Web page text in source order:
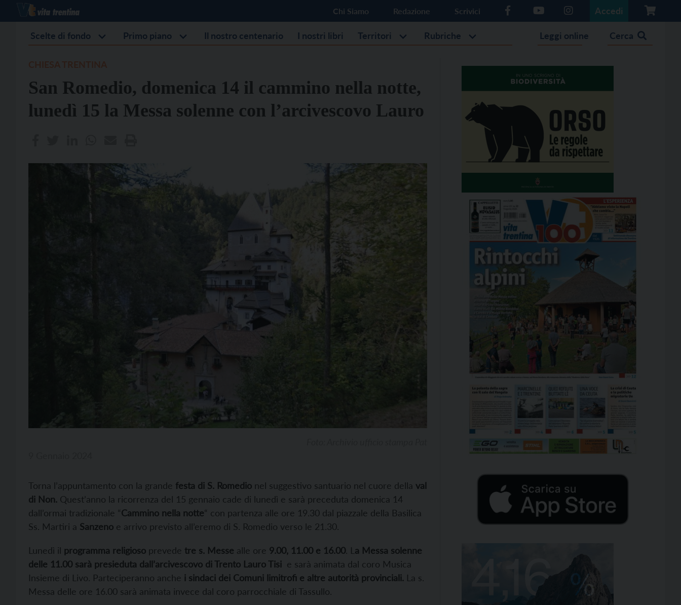
Chi Siamo Redazione Scrivici Accedi
Scelte di fondo Primo piano Il nostro centenario I nostri libri Territori Rubriche Leggi online Cerca
San Romedio, domenica 14 il cammino nella notte,
lunedì 15 la Messa solenne con l’arcivescovo Lauro
Torna l’appuntamento con la grande festa di S. Romedio nel suggestivo santuario nel cuore della val
di Non. Quest’anno la ricorrenza del 15 gennaio cade di lunedì e sarà preceduta domenica 14
dall’ormai tradizionale “Cammino nella notte“ con partenza alle ore 19.30 dal piazzale della Basilica
Ss. Martiri a Sanzeno e arrivo previsto all’eremo di S. Romedio verso le 21.30.
Lunedì il programma religioso prevede tre s. Messe alle ore 9.00, 11.00 e 16.00. L a Messa solenne
delle 11.00 sarà presieduta dall’arcivescovo di Trento Lauro Tisi e sarà animata dal coro Musica
Insieme di Livo. Parteciperanno anche i sindaci dei Comuni limitrofi e altre autorità provinciali. La s.
Messa delle ore 16.00 sarà animata invece dal coro parrocchiale di Tassullo.